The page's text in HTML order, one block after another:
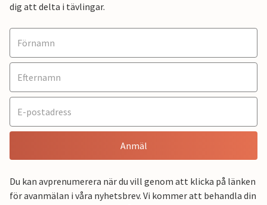
dig att delta i tävlingar.
Anmäl
Du kan avprenumerera när du vill genom att klicka på länken
för avanmälan i våra nyhetsbrev. Vi kommer att behandla din